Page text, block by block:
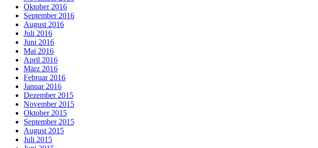
Oktober 2016
September 2016
August 2016
Juli 2016
Juni 2016
Mai 2016
April 2016
März 2016
Februar 2016
Januar 2016
Dezember 2015
November 2015
Oktober 2015
September 2015
August 2015
Juli 2015